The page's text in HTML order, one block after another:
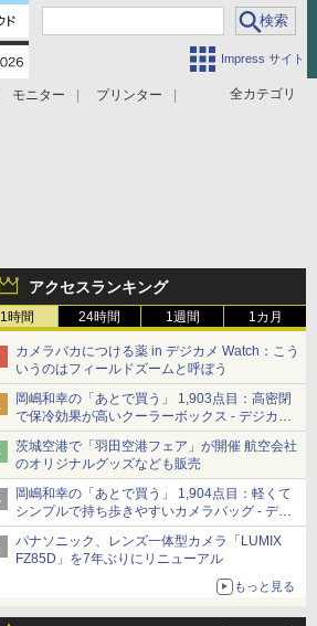
Impress サイト
全カテゴリ
モニター
プリンター
アクセスランキング
1時間 24時間 1週間 1カ月
カメラバカにつける薬 in デジカメ Watch：こう
いうのはフィールドズームと呼ぼう
岡嶋和幸の「あとで買う」 1,903点目：高密閉
で保冷効果が高いクーラーボックス - デジカメ
Watch
茨城空港で「羽田空港フェア」が開催 航空会社
のオリジナルグッズなども販売
岡嶋和幸の「あとで買う」 1,904点目：軽くて
シンプルで持ち歩きやすいカメラバッグ - デジ
カメ Watch
パナソニック、レンズ一体型カメラ「LUMIX
FZ85D」を7年ぶりにリニューアル
もっと見る